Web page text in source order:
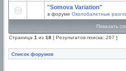
"Somova Variation"
в форуме Околобалетные
Показать
Страница 1 из 18 [ Результатов поиска: 267 ]
Список форумов